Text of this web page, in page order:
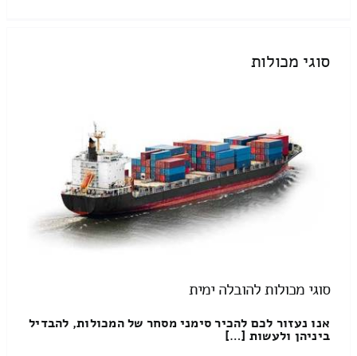
סוגי מכולות
סוגי מכולות להובלה ימית
אנו נעזור לכם להכיר סימני מסחר של המכולות, להבדיל
ביניהן ולעשות […]